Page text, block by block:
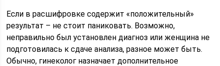
Если в расшифровке содержит «положительный»
результат – не стоит паниковать. Возможно,
неправильно был установлен диагноз или женщина не
подготовилась к сдаче анализа, разное может быть.
Обычно, гинеколог назначает дополнительное